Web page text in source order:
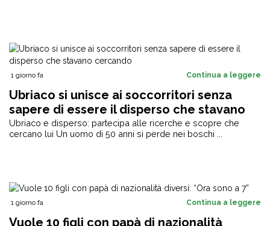
1 giorno fa Continua a leggere
Ubriaco si unisce ai soccorritori senza
sapere di essere il disperso che stavano
cercando
Ubriaco e disperso: partecipa alle ricerche e scopre che
cercano lui Un uomo di 50 anni si perde nei boschi ...
1 giorno fa Continua a leggere
Vuole 10 figli con papà di nazionalità